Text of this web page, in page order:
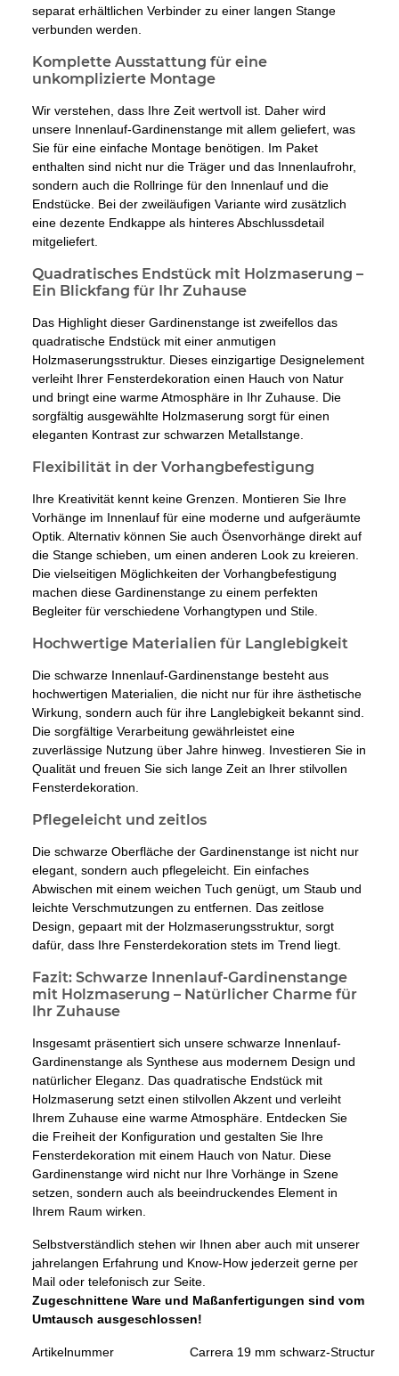
separat erhältlichen Verbinder zu einer langen Stange
verbunden werden.
Komplette Ausstattung für eine
unkomplizierte Montage
Wir verstehen, dass Ihre Zeit wertvoll ist. Daher wird
unsere Innenlauf-Gardinenstange mit allem geliefert, was
Sie für eine einfache Montage benötigen. Im Paket
enthalten sind nicht nur die Träger und das Innenlaufrohr,
sondern auch die Rollringe für den Innenlauf und die
Endstücke. Bei der zweiläufigen Variante wird zusätzlich
eine dezente Endkappe als hinteres Abschlussdetail
mitgeliefert.
Quadratisches Endstück mit Holzmaserung –
Ein Blickfang für Ihr Zuhause
Das Highlight dieser Gardinenstange ist zweifellos das
quadratische Endstück mit einer anmutigen
Holzmaserungsstruktur. Dieses einzigartige Designelement
verleiht Ihrer Fensterdekoration einen Hauch von Natur
und bringt eine warme Atmosphäre in Ihr Zuhause. Die
sorgfältig ausgewählte Holzmaserung sorgt für einen
eleganten Kontrast zur schwarzen Metallstange.
Flexibilität in der Vorhangbefestigung
Ihre Kreativität kennt keine Grenzen. Montieren Sie Ihre
Vorhänge im Innenlauf für eine moderne und aufgeräumte
Optik. Alternativ können Sie auch Ösenvorhänge direkt auf
die Stange schieben, um einen anderen Look zu kreieren.
Die vielseitigen Möglichkeiten der Vorhangbefestigung
machen diese Gardinenstange zu einem perfekten
Begleiter für verschiedene Vorhangtypen und Stile.
Hochwertige Materialien für Langlebigkeit
Die schwarze Innenlauf-Gardinenstange besteht aus
hochwertigen Materialien, die nicht nur für ihre ästhetische
Wirkung, sondern auch für ihre Langlebigkeit bekannt sind.
Die sorgfältige Verarbeitung gewährleistet eine
zuverlässige Nutzung über Jahre hinweg. Investieren Sie in
Qualität und freuen Sie sich lange Zeit an Ihrer stilvollen
Fensterdekoration.
Pflegeleicht und zeitlos
Die schwarze Oberfläche der Gardinenstange ist nicht nur
elegant, sondern auch pflegeleicht. Ein einfaches
Abwischen mit einem weichen Tuch genügt, um Staub und
leichte Verschmutzungen zu entfernen. Das zeitlose
Design, gepaart mit der Holzmaserungsstruktur, sorgt
dafür, dass Ihre Fensterdekoration stets im Trend liegt.
Fazit: Schwarze Innenlauf-Gardinenstange
mit Holzmaserung – Natürlicher Charme für
Ihr Zuhause
Insgesamt präsentiert sich unsere schwarze Innenlauf-
Gardinenstange als Synthese aus modernem Design und
natürlicher Eleganz. Das quadratische Endstück mit
Holzmaserung setzt einen stilvollen Akzent und verleiht
Ihrem Zuhause eine warme Atmosphäre. Entdecken Sie
die Freiheit der Konfiguration und gestalten Sie Ihre
Fensterdekoration mit einem Hauch von Natur. Diese
Gardinenstange wird nicht nur Ihre Vorhänge in Szene
setzen, sondern auch als beeindruckendes Element in
Ihrem Raum wirken.
Selbstverständlich stehen wir Ihnen aber auch mit unserer
jahrelangen Erfahrung und Know-How jederzeit gerne per
Mail oder telefonisch zur Seite.
Zugeschnittene Ware und Maßanfertigungen sind vom
Umtausch ausgeschlossen!
Artikelnummer Carrera 19 mm schwarz-Structur